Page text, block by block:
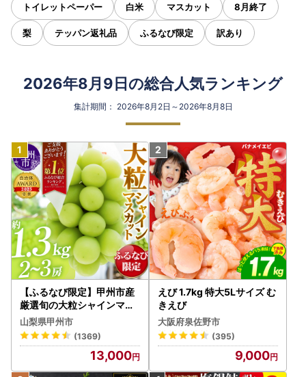
トイレットペーパー 白米 マスカット 8月終了
梨 テッパン返礼品 ふるなび限定 訳あり
2026年8月9日の総合人気ランキング
集計期間： 2026年8月2日～2026年8月8日
【ふるなび限定】甲州市産
厳選旬の大粒シャインマス
カット 約1.3kg 2～3房【2
026年発送】（MG）B12-
472 FN-Limited-VO シャ
インマスカット フルーツ
山梨県甲州市
(1369)
13,000
えび 1.7kg 特大5Lサイズ む
きえび
大阪府泉佐野市
(395)
9,000